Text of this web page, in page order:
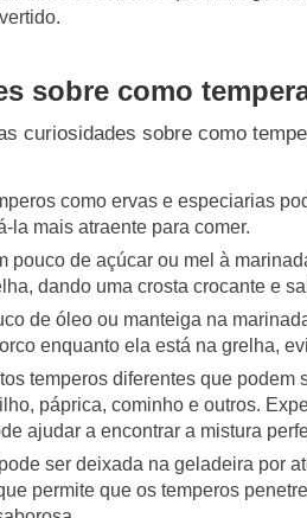
sobre como
curiosidades sobre como
como ervas e especiarias
la mais atraente para comer.
pouco de açúcar ou mel à
dando uma crosta crocante e
de óleo ou manteiga na
enquanto ela está na grelha,
temperos diferentes que podem
páprica, cominho e outros.
ajudar a encontrar a mistura
ser deixada na geladeira por
permite que os temperos